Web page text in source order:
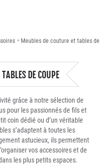
Meubles de couture et tables de
DE COUPE
grâce à notre sélection de
pour les passionnés de fils et
coin dédié ou d’un véritable
s’adaptent à toutes les
astucieux, ils permettent
vos accessoires et de
les plus petits espaces.